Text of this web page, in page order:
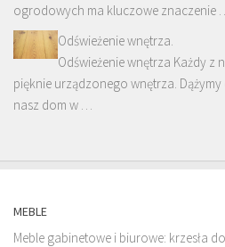
ogrodowych ma kluczowe znaczenie …
Odświeżenie wnętrza.
Odświeżenie wnętrza Każdy z
pięknie urządzonego wnętrza.
nasz dom w …
MEBLE
Meble gabinetowe i biurowe: krzesła